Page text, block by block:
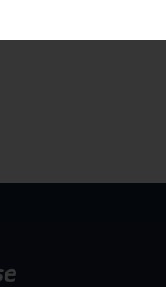
deinem Sticker!